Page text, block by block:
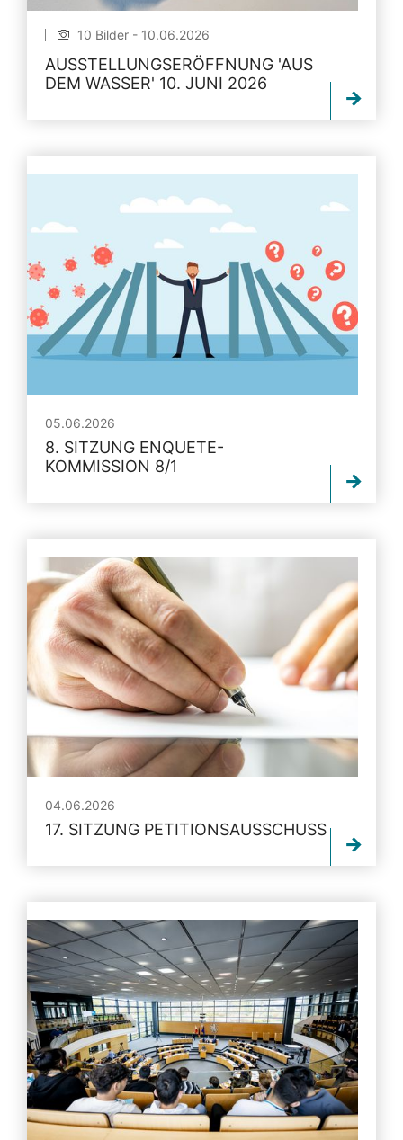
10 Bilder - 10.06.2026
AUSSTELLUNGSERÖFFNUNG 'AUS
DEM WASSER' 10. JUNI 2026
05.06.2026
8. SITZUNG ENQUETE-
KOMMISSION 8/1
04.06.2026
17. SITZUNG PETITIONSAUSSCHUSS